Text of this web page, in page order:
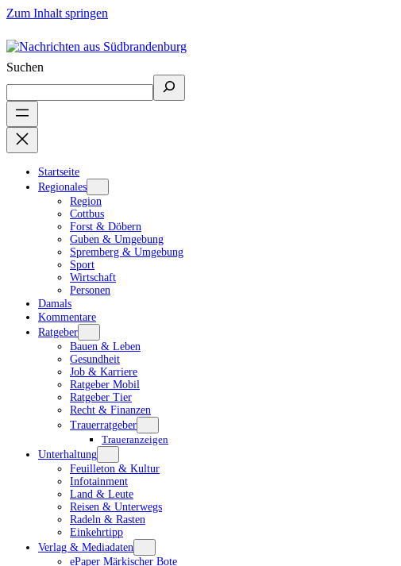
Zum Inhalt springen
Suchen
Startseite
Regionales
Region
Cottbus
Forst & Döbern
Guben & Umgebung
Spremberg & Umgebung
Sport
Wirtschaft
Personen
Damals
Kommentare
Ratgeber
Bauen & Leben
Gesundheit
Job & Karriere
Ratgeber Mobil
Ratgeber Tier
Recht & Finanzen
Trauerratgeber
Traueranzeigen
Unterhaltung
Feuilleton & Kultur
Infotainment
Land & Leute
Reisen & Unterwegs
Radeln & Rasten
Einkehrtipp
Verlag & Mediadaten
ePaper Märkischer Bote